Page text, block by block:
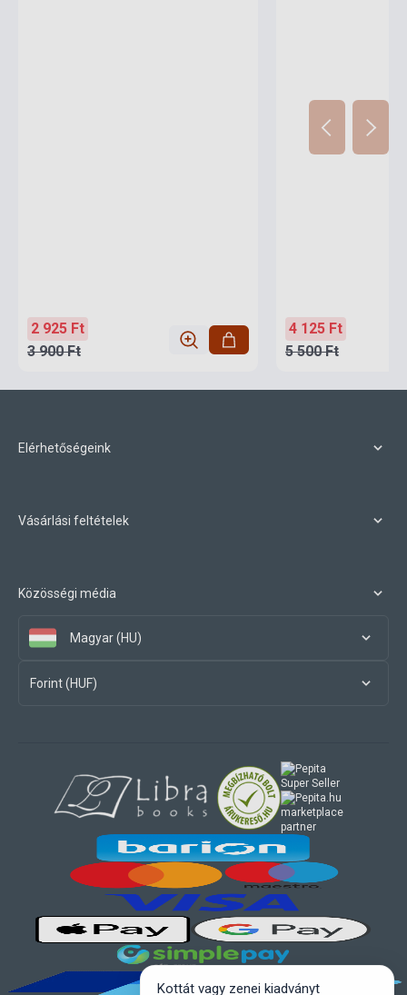
2 925 Ft
3 900 Ft
4 125 Ft
5 500 Ft
Elérhetőségeink
Vásárlási feltételek
Közösségi média
Magyar (HU)
Forint (HUF)
marketplace
partner
Kottát vagy zenei kiadványt